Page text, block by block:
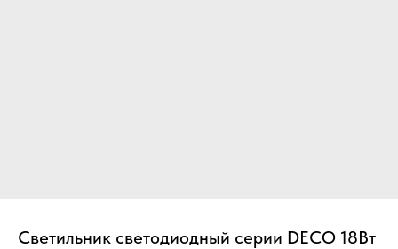
Светильник светодиодный серии DECO 18Вт